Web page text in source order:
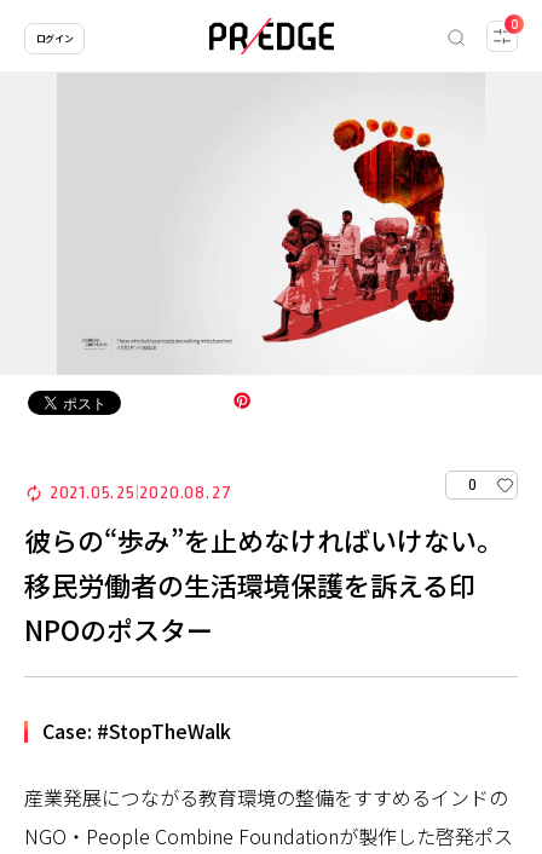
0
ログイン
2021.05.25 2020.08.27 0
彼らの“歩み”を止めなければいけない。
移民労働者の生活環境保護を訴える印
NPOのポスター
Case: #StopTheWalk
産業発展につながる教育環境の整備をすすめるインドの
NGO・People Combine Foundationが製作した啓発ポス